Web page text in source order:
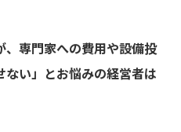
、専門家への費用や設備投
い」とお悩みの経営者は